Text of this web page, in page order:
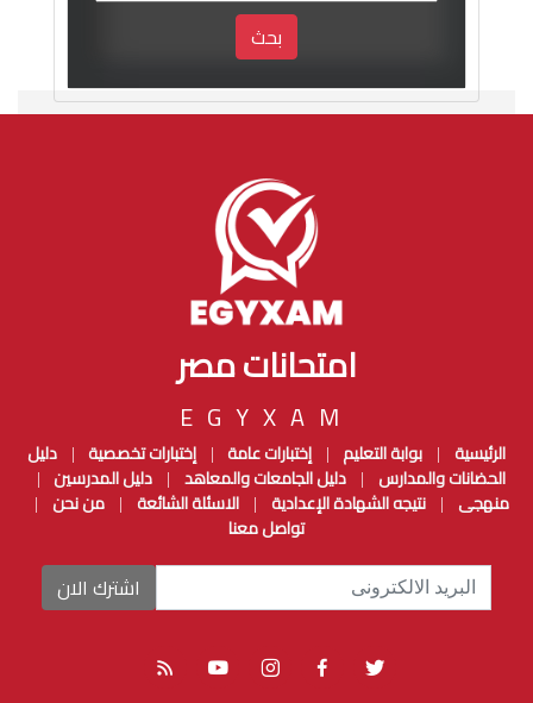
بحث
امتحانات مصر
EGYXAM
الرئيسية | بوابة التعليم | إختبارات عامة | إختبارات تخصصية | دليل
الحضانات والمدارس | دليل الجامعات والمعاهد | دليل المدرسين |
منهجى |نتيجه الشهادة الإعدادية |الاسئلة الشائعة |من نحن |
تواصل معنا
اشترك الان